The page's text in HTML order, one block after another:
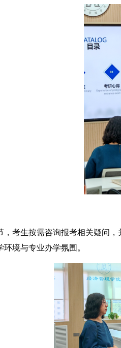
，考生按需咨询报考相关疑问
环境与专业办学氛围。